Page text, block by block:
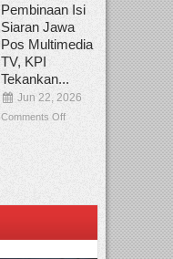
Pembinaan Isi
Siaran Jawa
Pos Multimedia
TV, KPI
Tekankan...
Jun 22, 2026
Comments Off